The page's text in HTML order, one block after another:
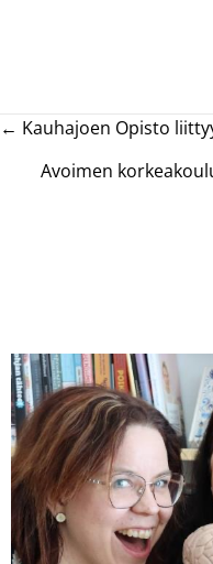
Posts
navigation
← Kauhajoen Opisto
Avoimen